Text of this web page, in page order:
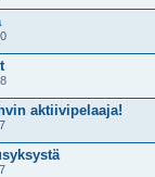
aktiivipelaaja!